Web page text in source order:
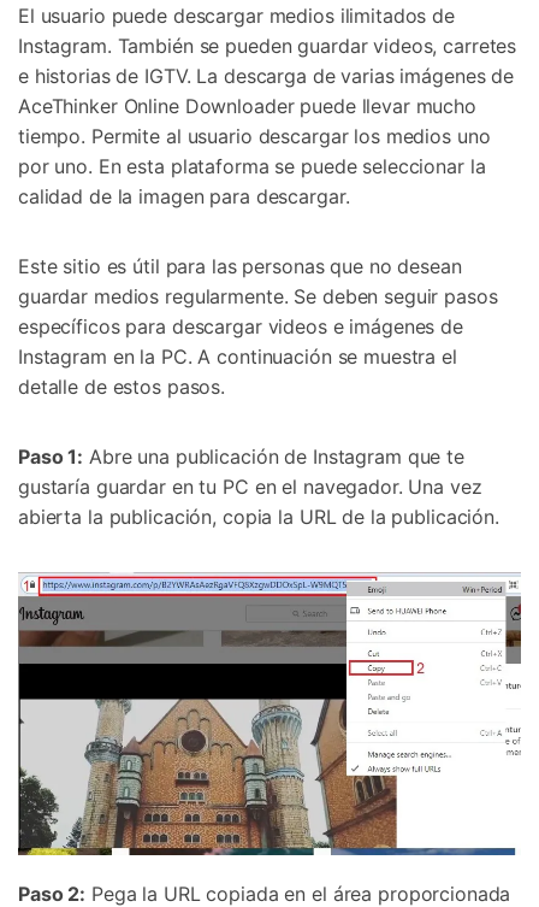
El usuario puede descargar medios ilimitados de
Instagram. También se pueden guardar videos, carretes
e historias de IGTV. La descarga de varias imágenes de
AceThinker Online Downloader puede llevar mucho
tiempo. Permite al usuario descargar los medios uno
por uno. En esta plataforma se puede seleccionar la
calidad de la imagen para descargar.
Este sitio es útil para las personas que no desean
guardar medios regularmente. Se deben seguir pasos
específicos para descargar videos e imágenes de
Instagram en la PC. A continuación se muestra el
detalle de estos pasos.
Paso 1: Abre una publicación de Instagram que te
gustaría guardar en tu PC en el navegador. Una vez
abierta la publicación, copia la URL de la publicación.
Paso 2: Pega la URL copiada en el área proporcionada